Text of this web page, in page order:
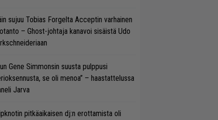
sujuu Tobias Forgelta Acceptin varhainen
– Ghost-johtaja kanavoi sisäistä Udo
Gene Simmonsin suusta pulppusi
se oli menoa” – haastattelussa
Jarva
pitkäaikaisen dj:n erottamista oli